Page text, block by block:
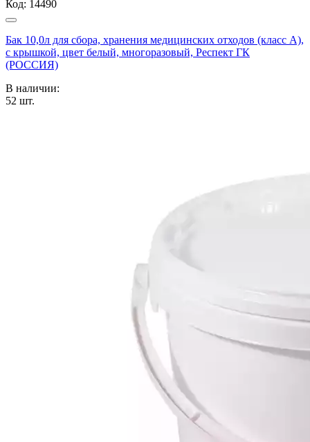
Код: 14490
Бак 10,0л для сбора, хранения медицинских отходов (класс А),
с крышкой, цвет белый, многоразовый, Респект ГК
(РОССИЯ)
В наличии:
52 шт.